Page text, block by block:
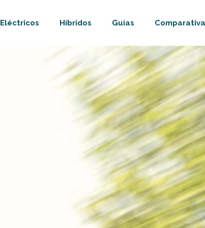
Eléctricos Híbridos Guías